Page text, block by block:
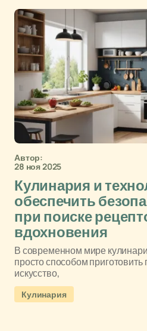
Автор:
28 ноя 2025
Кулинария и
обеспечить
при поиске
вдохновения
В современном мире
просто способом
искусство,
Кулинария